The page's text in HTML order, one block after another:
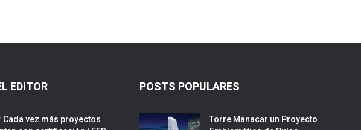
EDITOR
Cada vez más proyectos
POSTS POPULARES
Torre Manacar un Proyecto